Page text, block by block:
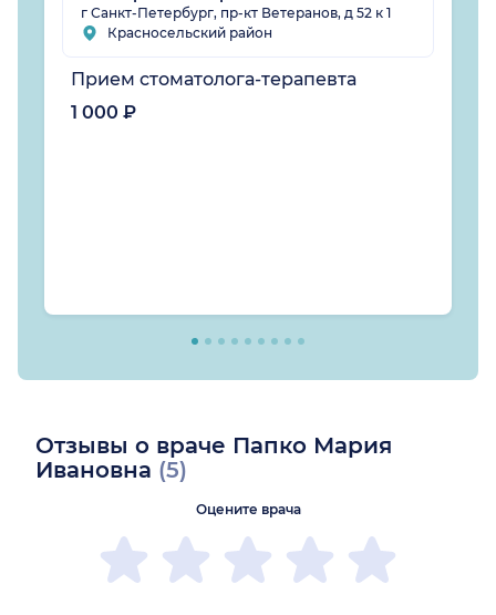
г Санкт-Петербург, пр-кт Ветеранов, д 52 к 1
Красносельский район
Прием стоматолога-терапевта
1 000 ₽
Отзывы о враче Папко Мария
Ивановна (5)
Оцените врача